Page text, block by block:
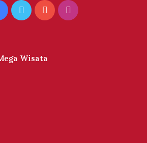
FacebookTwitterYouTubeInstagram
Wisata